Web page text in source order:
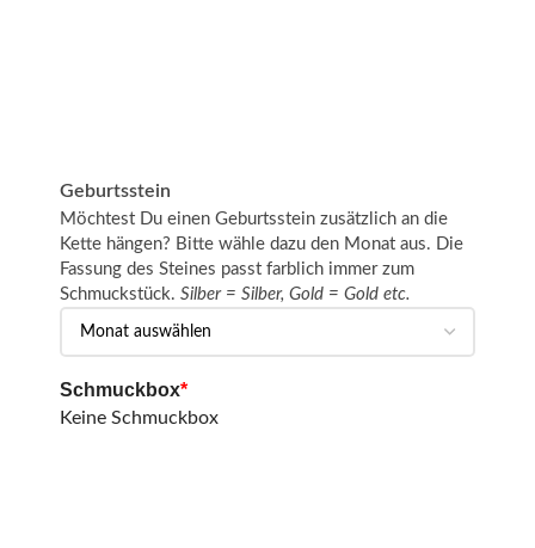
Geburtsstein
Möchtest Du einen Geburtsstein zusätzlich an die
Kette hängen? Bitte wähle dazu den Monat aus. Die
Fassung des Steines passt farblich immer zum
Schmuckstück. Silber = Silber, Gold = Gold etc.
*
Schmuckbox
Keine Schmuckbox